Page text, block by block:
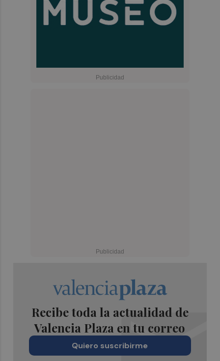
Recibe toda la actualidad de
Valencia Plaza en tu correo
Quiero suscribirme